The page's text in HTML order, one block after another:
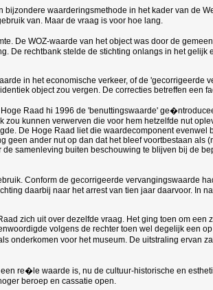
waarderingsmethode in het kader van de
van. Maar de vraag is voor hoe lang.
De WOZ-waarde van het object was door de
rechtbank stelde de stichting onlangs in het gelijk
in het economische verkeer, of de
object zou vergen. De correcties betreffen een
Raad hi 1996 de 'benuttingswaarde'
kunnen verwerven die voor hem hetzelfde nut
De Hoge Raad liet die waardecomponent
ander nut op dan dat het bleef voortbestaan
samenleving buiten beschouwing te blijven bij de
Conform de gecorrigeerde vervangingswaarde
daarbij naar het arrest van tien jaar daarvoor. In
zich uit over dezelfde vraag. Het ging toen om
volgens de rechter toen wel degelijk een
onderkomen voor het museum. De uitstraling ervan
re�le waarde is, nu de cultuur-historische en
beroep en cassatie open.